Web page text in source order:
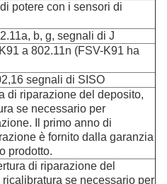
potere con i sensori di
b, g, segnali di J
a 802.11n (FSV-K91 ha
segnali di SISO
di riparazione del deposito,
se necessario per
Il primo anno di
è fornito dalla garanzia
prodotto.
di riparazione del
se necessario per